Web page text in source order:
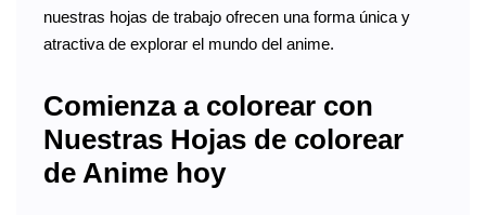
nuestras hojas de trabajo ofrecen una forma única y
atractiva de explorar el mundo del anime.
Comienza a colorear con
Nuestras Hojas de colorear
de Anime hoy